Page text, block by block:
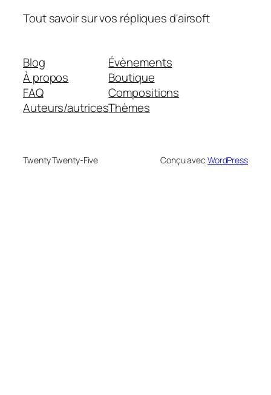
Tout savoir sur vos répliques d'airsoft
Blog
À propos
FAQ
Auteurs/autrices
Évènements
Boutique
Compositions
Thèmes
Twenty Twenty-Five Conçu avec WordPress